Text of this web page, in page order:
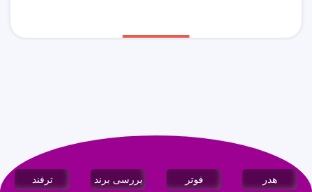
هدر فوتر بررسی برند ترفند